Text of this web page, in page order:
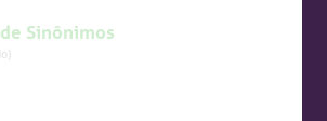
Sinônimos